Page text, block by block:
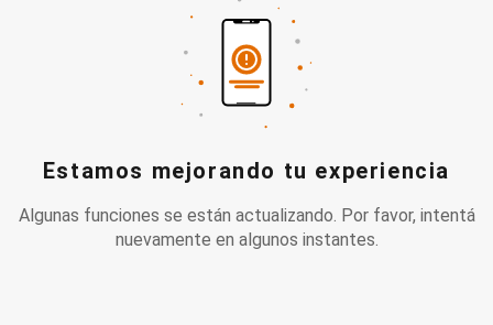
Estamos mejorando tu experiencia
Algunas funciones se están actualizando. Por favor, intentá
nuevamente en algunos instantes.